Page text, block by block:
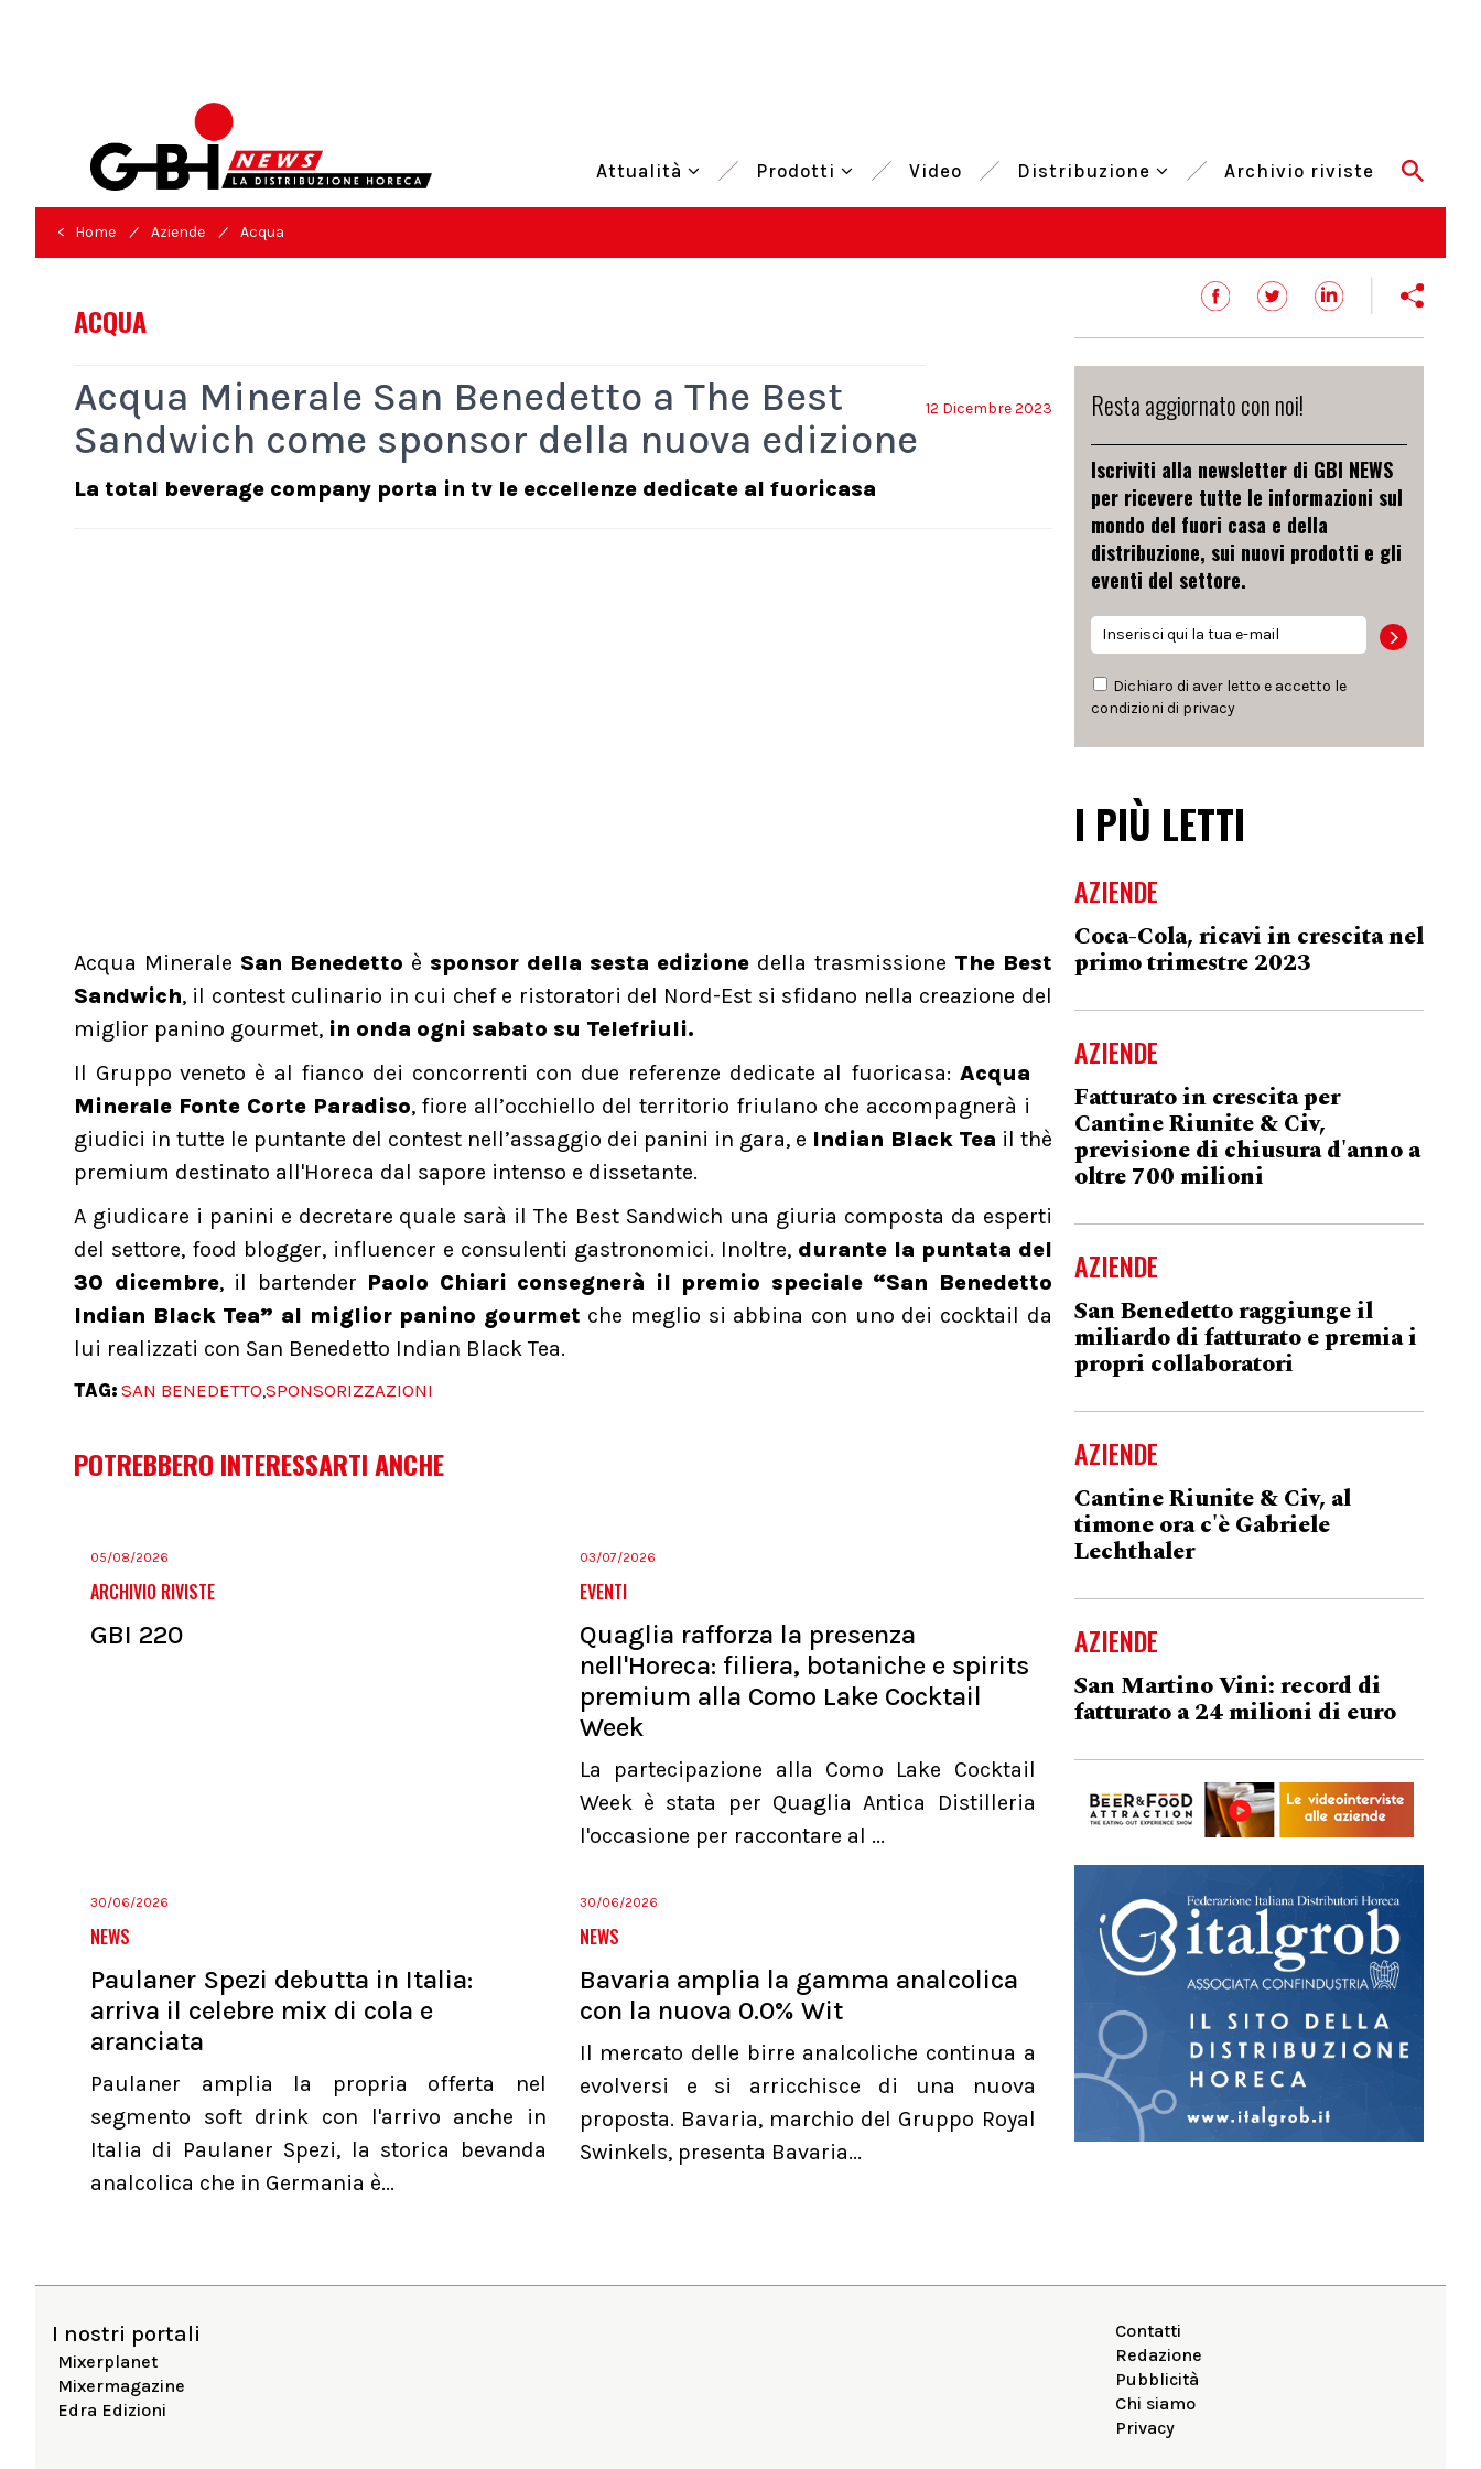
Attualità Prodotti Video Distribuzione Archivio riviste
< Home / Aziende / Acqua
ACQUA
12 Dicembre 2023
Acqua Minerale San Benedetto a The Best
Sandwich come sponsor della nuova edizione
La total beverage company porta in tv le eccellenze dedicate al fuoricasa
Acqua Minerale San Benedetto è sponsor della sesta edizionedella trasmissione The Best
Sandwich, il contest culinario in cui chef e ristoratori del Nord-Est si sfidano nella creazione del
miglior panino gourmet, in onda ogni sabato su Telefriuli.
Il Gruppo veneto è al fianco dei concorrenti con due referenze dedicate al fuoricasa: Acqua
Minerale Fonte Corte Paradiso, fiore all’occhiello del territorio friulano che accompagnerà i
giudici in tutte le puntante del contest nell’assaggio dei panini in gara, e Indian Black Tea il thè
premium destinato all'Horeca dal sapore intenso e dissetante.
A giudicare i panini e decretare quale sarà il The Best Sandwich una giuria composta da esperti
del settore, food blogger, influencer e consulenti gastronomici. Inoltre, durante la puntata del
30 dicembre, il bartender Paolo Chiari consegnerà il premio speciale “San Benedetto
Indian Black Tea” al miglior panino gourmet che meglio si abbina con uno dei cocktail da
lui realizzati con San Benedetto Indian Black Tea.
TAG: SAN BENEDETTO,SPONSORIZZAZIONI
POTREBBERO INTERESSARTI ANCHE
05/08/2026
ARCHIVIO RIVISTE
GBI 220
03/07/2026
EVENTI
Quaglia rafforza la presenza
nell'Horeca: filiera, botaniche e spirits
premium alla Como Lake Cocktail
Week
La partecipazione alla Como Lake Cocktail
Week è stata per Quaglia Antica Distilleria
l'occasione per raccontare al ...
30/06/2026
NEWS
Paulaner Spezi debutta in Italia:
arriva il celebre mix di cola e
aranciata
Paulaner amplia la propria offerta nel
segmento soft drink con l'arrivo anche in
Italia di Paulaner Spezi, la storica bevanda
analcolica che in Germania è...
30/06/2026
NEWS
Bavaria amplia la gamma analcolica
con la nuova 0.0% Wit
Il mercato delle birre analcoliche continua a
evolversi e si arricchisce di una nuova
proposta. Bavaria, marchio del Gruppo Royal
Swinkels, presenta Bavaria...
Resta aggiornato con noi!
Iscriviti alla newsletter di GBI NEWS
per ricevere tutte le informazioni sul
mondo del fuori casa e della
distribuzione, sui nuovi prodotti e gli
eventi del settore.
Dichiaro di aver letto e accetto le
condizioni di privacy
I PIÙ LETTI
AZIENDE
Coca-Cola, ricavi in crescita nel
primo trimestre 2023
AZIENDE
Fatturato in crescita per
Cantine Riunite & Civ,
previsione di chiusura d'anno a
oltre 700 milioni
AZIENDE
San Benedetto raggiunge il
miliardo di fatturato e premia i
propri collaboratori
AZIENDE
Cantine Riunite & Civ, al
timone ora c'è Gabriele
Lechthaler
AZIENDE
San Martino Vini: record di
fatturato a 24 milioni di euro
I nostri portali
Mixerplanet
Mixermagazine
Edra Edizioni
Contatti
Redazione
Pubblicità
Chi siamo
Privacy